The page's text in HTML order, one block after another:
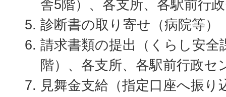
舎5階）、各支所、各駅前行
診断書の取り寄せ（病院等）
請求書類の提出（くらし安全
階）、各支所、各駅前行政セ
見舞金支給（指定口座へ振